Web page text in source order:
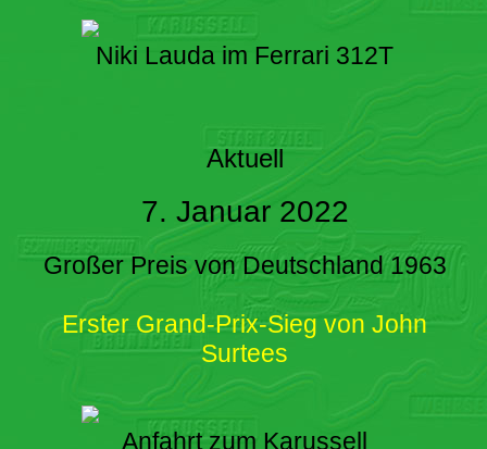
Niki Lauda im Ferrari 312T
Aktuell
7. Januar 2022
Großer Preis von Deutschland 1963
Erster Grand-Prix-Sieg von John
Surtees
Anfahrt zum Karussell